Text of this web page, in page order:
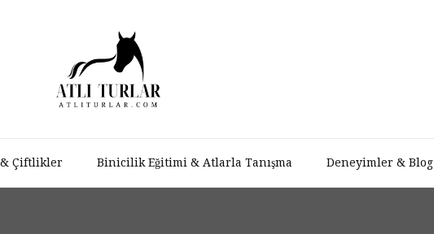
Çiftlikler Binicilik Eğitimi & Atlarla Tanışma Deneyimler & Blog